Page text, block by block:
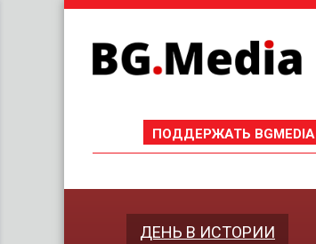
ПОДДЕРЖАТЬ BGMEDIA
ДЕНЬ В ИСТОРИИ